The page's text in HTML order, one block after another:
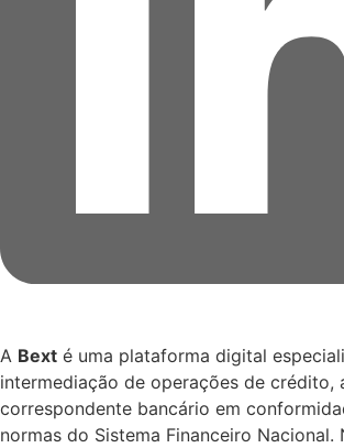
A Bext é uma plataforma digital
intermediação de operações de crédito,
correspondente bancário em
normas do Sistema Financeiro Nacional.